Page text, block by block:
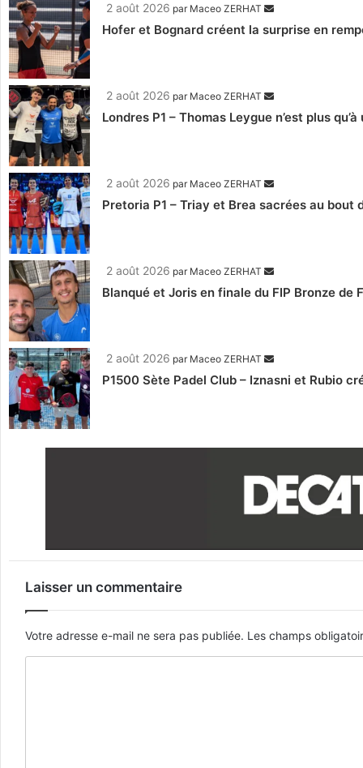
2 août 2026 par Maceo ZERHAT
Hofer et Bognard créent la surprise en
2 août 2026 par Maceo ZERHAT
Londres P1 – Thomas Leygue n’est plus
2 août 2026 par Maceo ZERHAT
Pretoria P1 – Triay et Brea sacrées au
2 août 2026 par Maceo ZERHAT
Blanqué et Joris en finale du FIP Bronze de
2 août 2026 par Maceo ZERHAT
P1500 Sète Padel Club – Iznasni et Rubio
Laisser un commentaire
Votre adresse e-mail ne sera pas publiée. Les champs